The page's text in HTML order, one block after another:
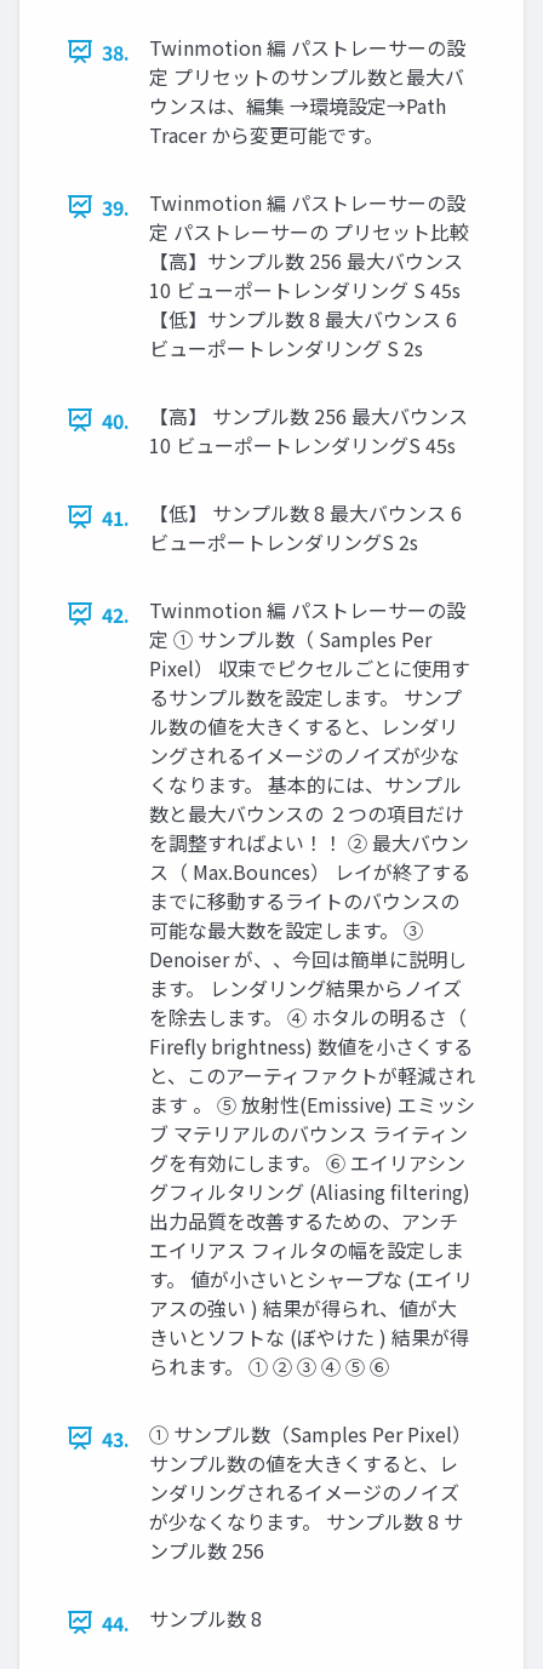
38.
Twinmotion 編 パストレーサーの設
定 プリセットのサンプル数と最大バ
ウンスは、編集 →環境設定→Path
Tracer から変更可能です。
39.
Twinmotion 編 パストレーサーの設
定 パストレーサーの プリセット比較
【高】サンプル数 256 最大バウンス
10 ビューポートレンダリング S 45s
【低】サンプル数 8 最大バウンス 6
ビューポートレンダリング S 2s
40.
【高】 サンプル数 256 最大バウンス
10 ビューポートレンダリングS 45s
41.
【低】 サンプル数 8 最大バウンス 6
ビューポートレンダリングS 2s
42.
Twinmotion 編 パストレーサーの設
定 ① サンプル数（ Samples Per
Pixel） 収束でピクセルごとに使用す
るサンプル数を設定します。 サンプ
ル数の値を大きくすると、レンダリ
ングされるイメージのノイズが少な
くなります。 基本的には、サンプル
数と最大バウンスの ２つの項目だけ
を調整すればよい！！ ② 最大バウン
ス（ Max.Bounces） レイが終了する
までに移動するライトのバウンスの
可能な最大数を設定します。 ③
Denoiser が、、今回は簡単に説明し
ます。 レンダリング結果からノイズ
を除去します。 ④ ホタルの明るさ（
Firefly brightness) 数値を小さくする
と、このアーティファクトが軽減され
ます 。 ⑤ 放射性(Emissive) エミッシ
ブ マテリアルのバウンス ライティン
グを有効にします。 ⑥ エイリアシン
グフィルタリング (Aliasing filtering)
出力品質を改善するための、アンチ
エイリアス フィルタの幅を設定しま
す。 値が小さいとシャープな (エイリ
アスの強い ) 結果が得られ、値が大
きいとソフトな (ぼやけた ) 結果が得
られます。 ① ② ③ ④ ⑤ ⑥
43.
① サンプル数（Samples Per Pixel）
サンプル数の値を大きくすると、レ
ンダリングされるイメージのノイズ
が少なくなります。 サンプル数 8 サ
ンプル数 256
44. サンプル数 8